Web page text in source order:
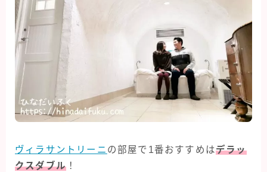
ヴィラサントリーニ の部屋で1番おすすめはデラッ
クスダブル ！